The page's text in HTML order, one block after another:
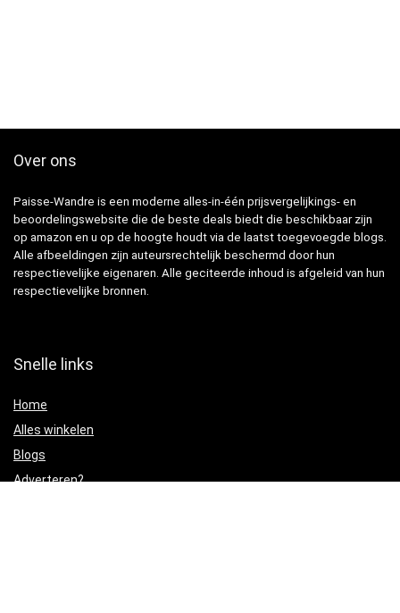
Over ons
Paisse-Wandre is een moderne alles-in-één prijsvergelijkings- en
beoordelingswebsite die de beste deals biedt die beschikbaar zijn
op amazon en u op de hoogte houdt via de laatst toegevoegde blogs.
Alle afbeeldingen zijn auteursrechtelijk beschermd door hun
respectievelijke eigenaren. Alle geciteerde inhoud is afgeleid van hun
respectievelijke bronnen.
Snelle links
Home
Alles winkelen
Blogs
Adverteren?